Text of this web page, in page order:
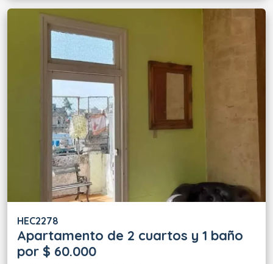
HEC2278
Apartamento de 2 cuartos y 1 baño
por $ 60.000